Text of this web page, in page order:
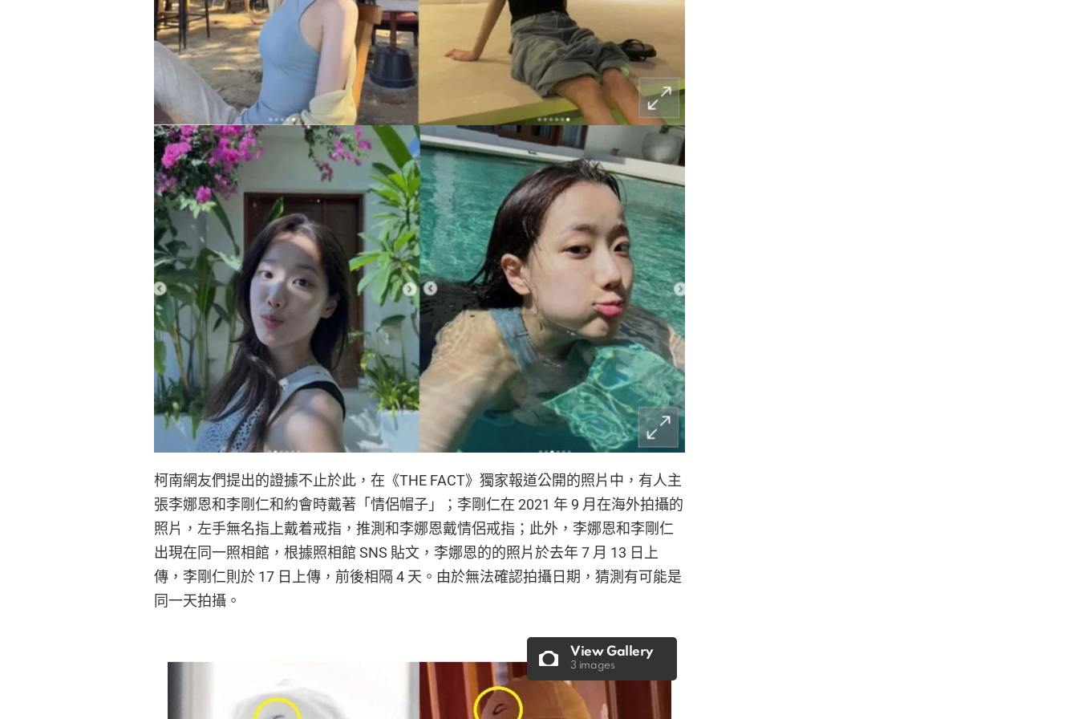
柯南網友們提出的證據不止於此，在《THE FACT》獨家報道公開的照片中，有人主
張李娜恩和李剛仁和約會時戴著「情侶帽子」；李剛仁在 2021 年 9 月在海外拍攝的
照片，左手無名指上戴着戒指，推測和李娜恩戴情侶戒指；此外，李娜恩和李剛仁
出現在同一照相館，根據照相館 SNS 貼文，李娜恩的的照片於去年 7 月 13 日上
傳，李剛仁則於 17 日上傳，前後相隔 4 天。由於無法確認拍攝日期，猜測有可能是
同一天拍攝。
View Gallery
3 images